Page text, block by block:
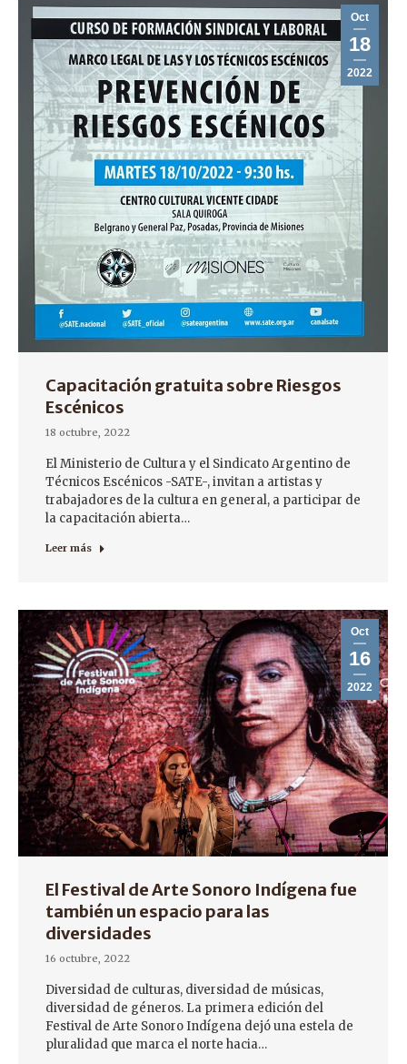
Oct
18
2022
Capacitación gratuita sobre Riesgos
Escénicos
18 octubre, 2022
El Ministerio de Cultura y el Sindicato Argentino de
Técnicos Escénicos -SATE-, invitan a artistas y
trabajadores de la cultura en general, a participar de
la capacitación abierta…
Leer más
Oct
16
2022
El Festival de Arte Sonoro Indígena fue
también un espacio para las
diversidades
16 octubre, 2022
Diversidad de culturas, diversidad de músicas,
diversidad de géneros. La primera edición del
Festival de Arte Sonoro Indígena dejó una estela de
pluralidad que marca el norte hacia…